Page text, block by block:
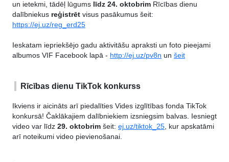
un ietekmi, tādēļ lūgums līdz 24. oktobrim Rīcības dienu
dalībniekus reģistrēt visus pasākumus šeit:
https://ej.uz/reg_erd25
Ieskatam iepriekšējo gadu aktivitāšu apraksti un foto pieejami
albumos VIF Facebook lapā - http://ej.uz/pv8n un šeit
Rīcības dienu TikTok konkurss
Ikviens ir aicināts arī piedalīties Vides izglītības fonda TikTok
konkursā! Čaklākajiem dalībniekiem izsniegsim balvas. Iesniegt
video var līdz 29. oktobrim šeit: ej.uz/tiktok_25, kur apskatāmi
arī noteikumi video pievienošanai.